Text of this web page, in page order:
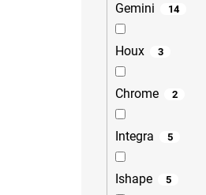
Gemini 14
Houx 3
Chrome 2
Integra 5
Ishape 5